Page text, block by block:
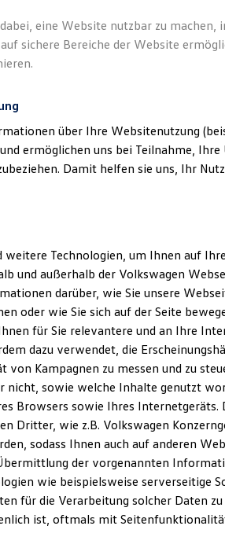
eine Website nutzbar zu machen,
sichere Bereiche der Website
über Ihre Websitenutzung
ermöglichen uns bei Teilnahme,
Damit helfen sie uns, Ihr
weitere Technologien, um Ihnen auf
und außerhalb der Volkswagen
darüber, wie Sie unsere
oder wie Sie sich auf der Seite
für Sie relevantere und an Ihre
dazu verwendet, die
Kampagnen zu messen und zu
nicht, sowie welche Inhalte genutzt
Browsers sowie Ihres
Dritter, wie z.B. Volkswagen
sodass Ihnen auch auf anderen
der vorgenannten
wie beispielsweise serverseitige
für die Verarbeitung solcher Daten
ist, oftmals mit